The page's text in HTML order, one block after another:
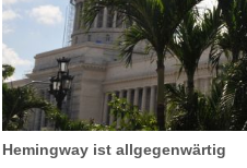
Hemingway ist allgegenwärtig